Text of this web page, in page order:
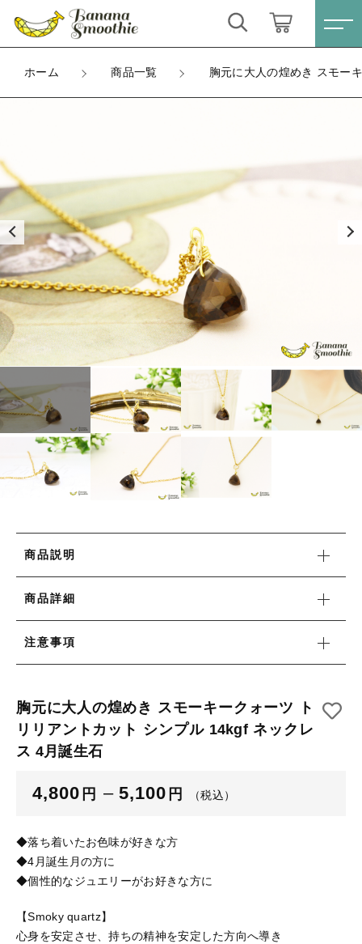
ホーム 商品一覧 胸元に大人の煌めき スモー
商品説明
商品詳細
注意事項
胸元に大人の煌めき スモーキークォーツ ト
リリアントカット シンプル 14kgf ネックレ
ス 4月誕生石
4,800 円 – 5,100 円 （税込）
◆落ち着いたお色味が好きな方
◆4月誕生月の方に
◆個性的なジュエリーがお好きな方に
【Smoky quartz】
心身を安定させ、持ちの精神を安定した方向へ導き
カートに商品を追加しました
胸元に大人の煌めき スモーキークォーツ トリリア
数量
（税込）
ショッピングを続ける
カートを確認する
ログイン / 会員登録
すべての商品
ピアス
ネックレス
イヤリング
ブレスレット
HAPPY BAG
-Stone Type-
-Color Type-
新着商品
セール
お知らせ
ブログ
ご利用ガイド
ログイン
ネックレス
イヤリング
ブレスレット
リング
HAPPY BAG
-Stone Type-
-Color Type-
キーワード検索
親カテゴリ
子カテゴリ
価格帯
その他
在庫あり セール
並び順